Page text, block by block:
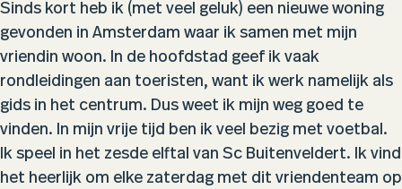
Sinds kort heb ik (met veel geluk) een nieuwe woning
gevonden in Amsterdam waar ik samen met mijn
vriendin woon. In de hoofdstad geef ik vaak
rondleidingen aan toeristen, want ik werk namelijk als
gids in het centrum. Dus weet ik mijn weg goed te
vinden. In mijn vrije tijd ben ik veel bezig met voetbal.
Ik speel in het zesde elftal van Sc Buitenveldert. Ik vind
het heerlijk om elke zaterdag met dit vriendenteam op